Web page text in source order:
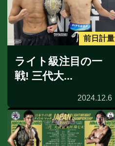
前日計量
ライト級注目の一
戦! 三代大...
2024.12.6